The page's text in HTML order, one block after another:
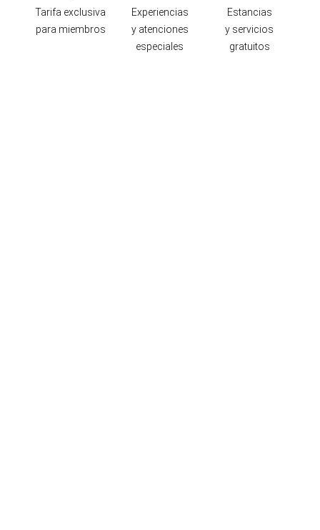
Tarifa exclusiva
para miembros
Experiencias
y atenciones
especiales
Estancias
y servicios
gratuitos